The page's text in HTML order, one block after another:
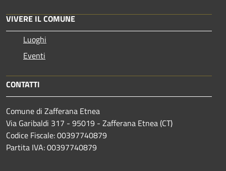
VIVERE IL COMUNE
Luoghi
Eventi
CONTATTI
Comune di Zafferana Etnea
Via Garibaldi 317 - 95019 - Zafferana Etnea (CT)
Codice Fiscale: 00397740879
Partita IVA: 00397740879